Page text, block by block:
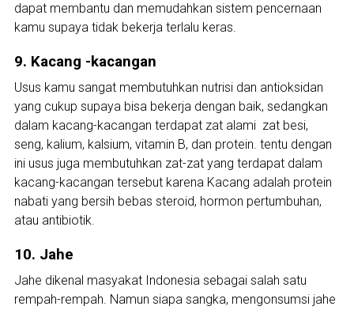
dapat membantu dan memudahkan sistem pencernaan
kamu supaya tidak bekerja terlalu keras.
9. Kacang -kacangan
Usus kamu sangat membutuhkan nutrisi dan antioksidan
yang cukup supaya bisa bekerja dengan baik, sedangkan
dalam kacang-kacangan terdapat zat alami zat besi,
seng, kalium, kalsium, vitamin B, dan protein. tentu dengan
ini usus juga membutuhkan zat-zat yang terdapat dalam
kacang-kacangan tersebut karena Kacang adalah protein
nabati yang bersih bebas steroid, hormon pertumbuhan,
atau antibiotik.
10. Jahe
Jahe dikenal masyakat Indonesia sebagai salah satu
rempah-rempah. Namun siapa sangka, mengonsumsi jahe